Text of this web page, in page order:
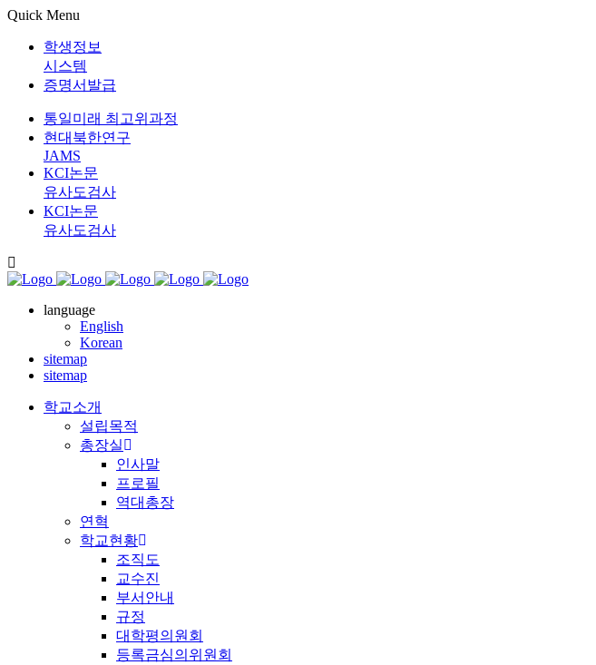
Quick Menu
학생정보
시스템
증명서발급
통일미래 최고위과정
현대북한연구
JAMS
KCI논문
유사도검사
KCI논문
유사도검사
language
English
Korean
sitemap
sitemap
학교소개
설립목적
총장실
인사말
프로필
역대총장
연혁
학교현황
조직도
교수진
부서안내
규정
대학평의원회
등록금심의위원회